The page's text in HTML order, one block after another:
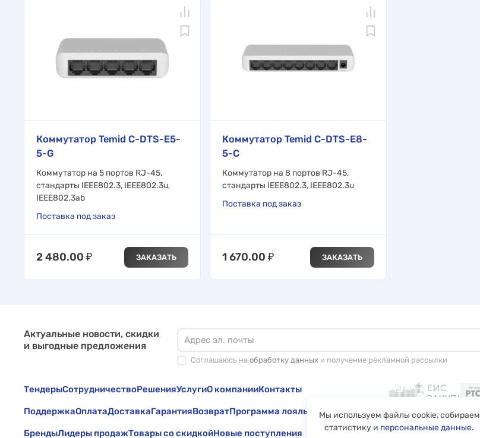
Коммутатор Temid C-DTS-E5-
5-G
Коммутатор на 5 портов RJ-45,
стандарты IEEE802.3, IEEE802.3u,
IEEE802.3ab
Поставка под заказ
2 480.00 ₽ ЗАКАЗАТЬ
Коммутатор Temid C-DTS-E8-
5-C
Коммутатор на 8 портов RJ-45,
стандарты IEEE802.3, IEEE802.3u
Поставка под заказ
1 670.00 ₽ ЗАКАЗАТЬ
Актуальные новости, скидки
и выгодные предложения
Соглашаюсь на обработку данных и получение рекламной рассылки
ТендерыСотрудничествоРешенияУслугиО компанииКонтакты
ПоддержкаОплатаДоставкаГарантияВозвратПрограмма лояльности
БрендыЛидеры продажТовары со скидкойНовые поступления
Мы используем файлы cookie, собираем
статистику и персональные данные.